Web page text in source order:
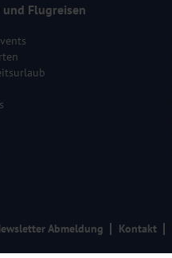
und Flugreisen
Abmeldung Kontakt